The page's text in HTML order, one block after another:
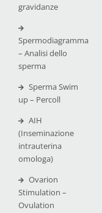
gravidanze
Spermodiagramma
– Analisi dello
sperma
Sperma Swim
up – Percoll
AIH
(Inseminazione
intrauterina
omologa)
Ovarion
Stimulation –
Ovulation